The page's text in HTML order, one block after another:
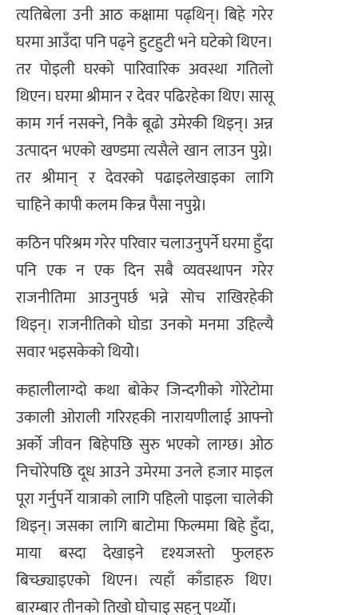
त्यतिबेला उनी आठ कक्षामा पढ्थिन्। बिहे गरेर
घरमा आउँदा पनि पढ्ने हुटहुटी भने घटेको थिएन।
तर पोइली घरको पारिवारिक अवस्था गतिलो
थिएन। घरमा श्रीमान र देवर पढिरहेका थिए। सासू
काम गर्न नसक्ने, निकै बूढो उमेरकी थिइन्। अन्न
उत्पादन भएको खण्डमा त्यसैले खान लाउन पुग्ने।
तर श्रीमान् र देवरको पढाइलेखाइका लागि
चाहिने कापी कलम किन्न पैसा नपुग्ने।
कठिन परिश्रम गरेर परिवार चलाउनुपर्ने घरमा हुँदा
पनि एक न एक दिन सबै व्यवस्थापन गरेर
राजनीतिमा आउनुपर्छ भन्ने सोच राखिरहेकी
थिइन्। राजनीतिको घोडा उनको मनमा उहिल्यै
सवार भइसकेको थियोे।
कहालीलाग्दो कथा बोकेर जिन्दगीको गोरेटोमा
उकाली ओराली गरिरहकी नारायणीलाई आफ्नो
अर्को जीवन बिहेपछि सुरु भएको लाग्छ। ओठ
निचोरेपछि दूध आउने उमेरमा उनले हजार माइल
पूरा गर्नुपर्ने यात्राको लागि पहिलो पाइला चालेकी
थिइन्। जसका लागि बाटोमा फिल्ममा बिहे हुँदा,
माया बस्दा देखाइने दृश्यजस्तो फुलहरु
बिच्छ्याइएको थिएन। त्यहाँ काँडाहरु थिए।
बारम्बार तीनको तिखो घोचाइ सहनु पर्थ्यो।